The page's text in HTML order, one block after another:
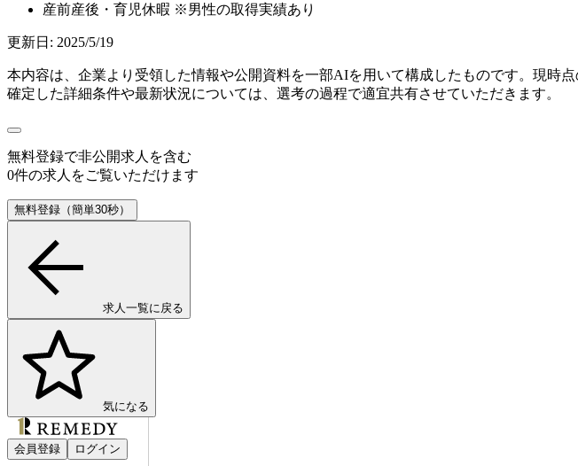
産前産後・育児休暇 ※男性の取得実績あり
更新日: 2025/5/19
本内容は、企業より受領した情報や公開資料を一部AIを用いて構成したものです。現時
確定した詳細条件や最新状況については、選考の過程で適宜共有させていただきます。
無料登録で非公開求人 を含む
0件の求人をご覧いただけます
無料登録（簡単30秒）
求人一覧に戻る
気になる
会員登録 ログイン